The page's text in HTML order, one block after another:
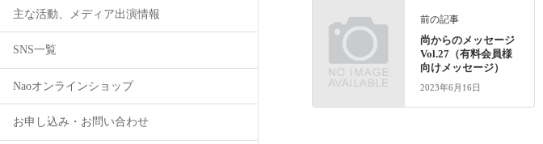
主な活動、メディア出演情報
SNS一覧
Naoオンラインショップ
お申し込み・お問い合わせ
前の記事
尚からのメッセージ
Vol.27（有料会員様
向けメッセージ）
2023年6月16日